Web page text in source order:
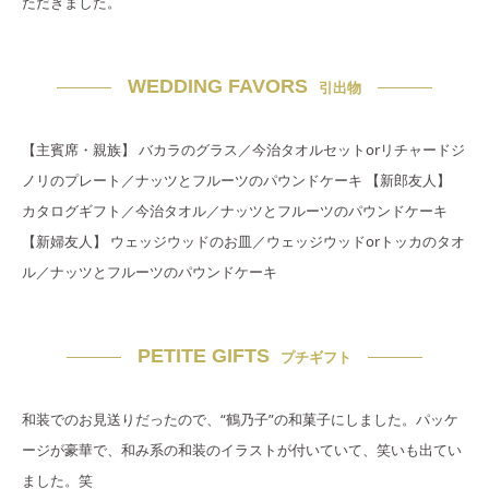
WEDDING FAVORS 引出物
【主賓席・親族】 バカラのグラス／今治タオルセットorリチャードジ
ノリのプレート／ナッツとフルーツのパウンドケーキ 【新郎友人】
カタログギフト／今治タオル／ナッツとフルーツのパウンドケーキ
【新婦友人】 ウェッジウッドのお皿／ウェッジウッドorトッカのタオ
ル／ナッツとフルーツのパウンドケーキ
PETITE GIFTS プチギフト
和装でのお見送りだったので、“鶴乃子”の和菓子にしました。パッケ
ージが豪華で、和み系の和装のイラストが付いていて、笑いも出てい
ました。笑